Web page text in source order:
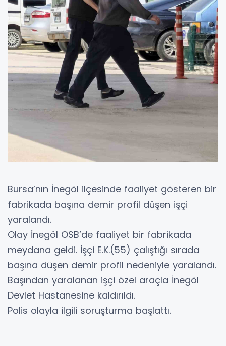
Bursa’nın İnegöl ilçesinde faaliyet gösteren bir
fabrikada başına demir profil düşen işçi
yaralandı.
Olay İnegöl OSB’de faaliyet bir fabrikada
meydana geldi. İşçi E.K.(55) çalıştığı sırada
başına düşen demir profil nedeniyle yaralandı.
Başından yaralanan işçi özel araçla İnegöl
Devlet Hastanesine kaldırıldı.
Polis olayla ilgili soruşturma başlattı.